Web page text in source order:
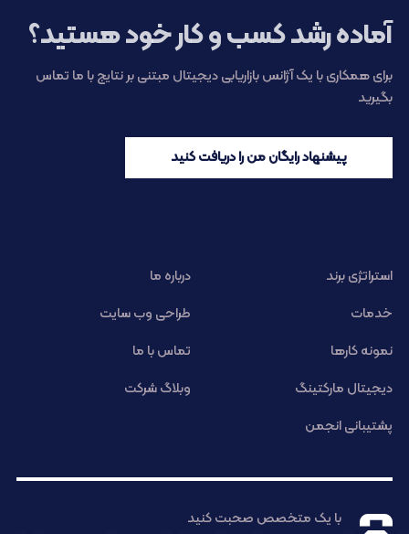
آماده رشد کسب و کار خود هستید؟
برای همکاری با یک آژانس بازاریابی دیجیتال مبتنی بر نتایج با ما تماس
بگیرید
پیشنهاد رایگان من را دریافت کنید
استراتژی برند
درباره ما
خدمات
طراحی وب سایت
نمونه کارها
تماس با ما
دیجیتال مارکتینگ
وبلاگ شرکت
پشتیبانی انجمن
با یک متخصص صحبت کنید